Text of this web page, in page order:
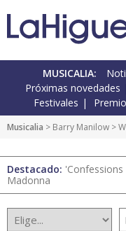
MUSICALIA:
Próximas novedades
Festivales
Musicalia > Barry Manilow >
Destacado:
Madonna